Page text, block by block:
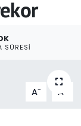
SÜRESI
A- A